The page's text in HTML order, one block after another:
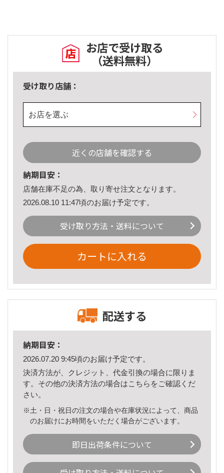
お店で受け取る
（送料無料）
受け取り店舗：
お店を選ぶ
近くの店舗を確認する
納期目安：
店舗在庫不足の為、取り寄せ注文となります。
2026.08.10 11:47頃のお届け予定です。
受け取り方法・送料について
カートに入れる
配送する
納期目安：
2026.07.20 9:45頃のお届け予定です。
決済方法が、クレジット、代金引換の場合に限りま
す。その他の決済方法の場合はこちら をご確認くだ
さい。
※土・日・祝日の注文の場合や在庫状況によって、商品
のお届けにお時間をいただく場合がございます。
即日出荷条件について